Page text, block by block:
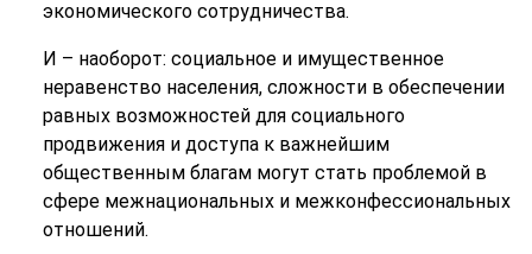
экономического сотрудничества.
И – наоборот: социальное и имущественное
неравенство населения, сложности в обеспечении
равных возможностей для социального
продвижения и доступа к важнейшим
общественным благам могут стать проблемой в
сфере межнациональных и межконфессиональных
отношений.